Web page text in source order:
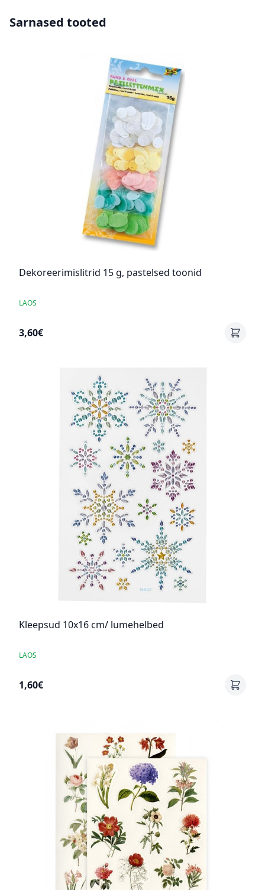
Sarnased tooted
Dekoreerimislitrid 15 g, pastelsed toonid
LAOS
3,60€
Kleepsud 10x16 cm/ lumehelbed
LAOS
1,60€